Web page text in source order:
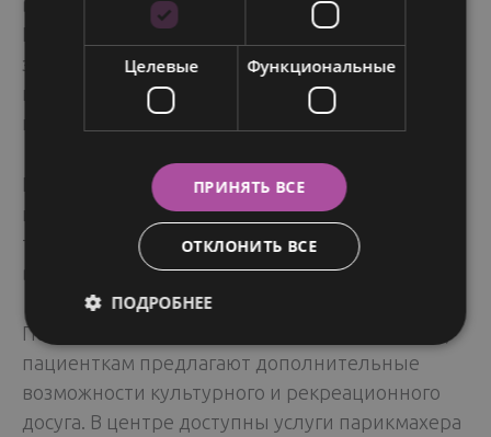
Продолжительность и направленность
занятий определяется индивидуально (с
постепенным увеличением длительности и
нагрузок).
При желании пациентки можно получить
поддержку «равных равными»: пообщаться с
теми, кто столкнулся с таким же диагнозом и
выздоровел.
Помимо основной программы реабилитации,
пациенткам предлагают дополнительные
возможности культурного и рекреационного
досуга. В центре доступны услуги парикмахера
Целевые Функциональные
ПРИНЯТЬ ВСЕ
ОТКЛОНИТЬ ВСЕ
ПОДРОБНЕЕ